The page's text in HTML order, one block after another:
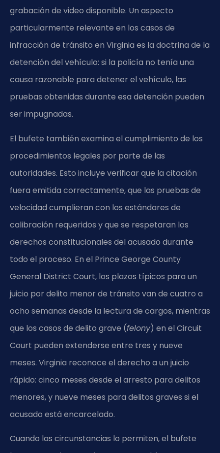
grabación de video disponible. Un aspecto
particularmente relevante en los casos de
infracción de tránsito en Virginia es la doctrina de la
detención del vehículo: si la policía no tenía una
causa razonable para detener el vehículo, las
pruebas obtenidas durante esa detención pueden
ser impugnadas.
El bufete también examina el cumplimiento de los
procedimientos legales por parte de las
autoridades. Esto incluye verificar que la citación
fuera emitida correctamente, que las pruebas de
velocidad cumplieran con los estándares de
calibración requeridos y que se respetaran los
derechos constitucionales del acusado durante
todo el proceso. En el Prince George County
General District Court, los plazos típicos para un
juicio por delito menor de tránsito van de cuatro a
ocho semanas desde la lectura de cargos, mientras
que los casos de delito grave (felony) en el Circuit
Court pueden extenderse entre tres y nueve
meses. Virginia reconoce el derecho a un juicio
rápido: cinco meses desde el arresto para delitos
menores, y nueve meses para delitos graves si el
acusado está encarcelado.
Cuando las circunstancias lo permiten, el bufete